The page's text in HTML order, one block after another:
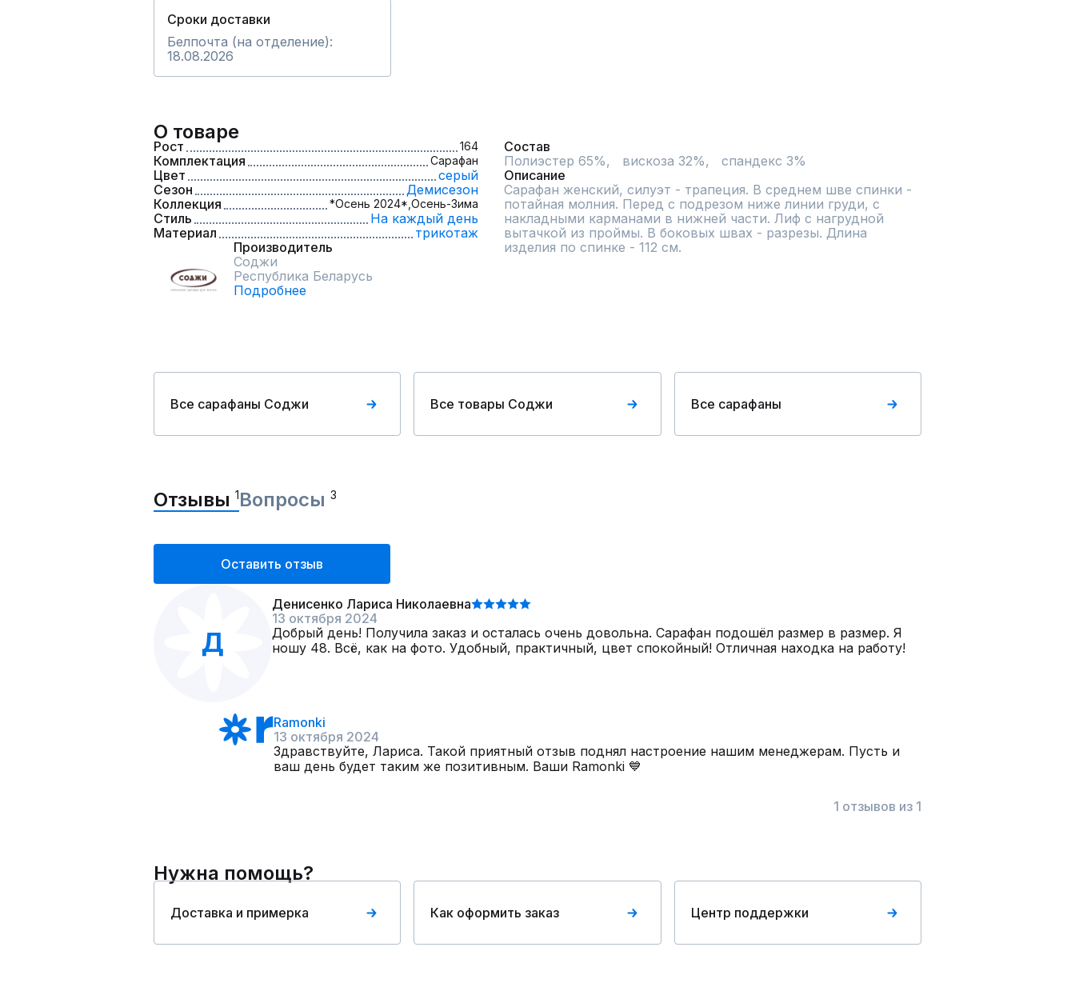
Сроки доставки
Белпочта (на отделение):
18.08.2026
О товаре
Рост 164
Комплектация Сарафан
Цвет
серый
Сезон
Демисезон
Коллекция
*Осень 2024*, Осень-Зима
Стиль
На каждый день
Материал
трикотаж
Производитель
Соджи
Республика Беларусь
Подробнее
Состав
Полиэстер 65%,   вискоза 32%,   спандекс 3%
Описание
Сарафан женский, силуэт - трапеция. В среднем шве спинки -
потайная молния. Перед с подрезом ниже линии груди, с
накладными карманами в нижней части. Лиф с нагрудной
вытачкой из проймы. В боковых швах - разрезы. Длина
изделия по спинке - 112 см.
Все сарафаны Соджи Все товары Соджи Все сарафаны
Отзывы 1Вопросы 3
Оставить отзыв
Д
Денисенко Лариса Николаевна
13 октября 2024
Добрый день! Получила заказ и осталась очень довольна. Сарафан подошёл размер в размер. Я
ношу 48. Всё, как на фото. Удобный, практичный, цвет спокойный! Отличная находка на работу!
Ramonki
13 октября 2024
Здравствуйте, Лариса. Такой приятный отзыв поднял настроение нашим менеджерам. Пусть и
ваш день будет таким же позитивным. Ваши Ramonki 💙
1 отзывов из 1
Нужна помощь?
Доставка и примерка Как оформить заказ Центр поддержки